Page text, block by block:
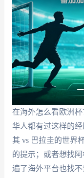
在海外怎么看欧洲
华人都有过这样的
其 vs 巴拉圭的世界
的提示；或者想找
遍了海外平台也找